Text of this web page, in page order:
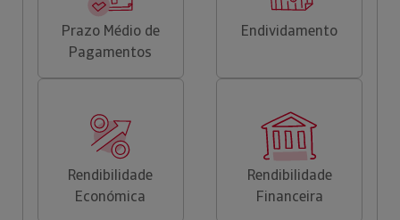
Prazo Médio de
Pagamentos
Endividamento
Rendibilidade
Económica
Rendibilidade
Financeira